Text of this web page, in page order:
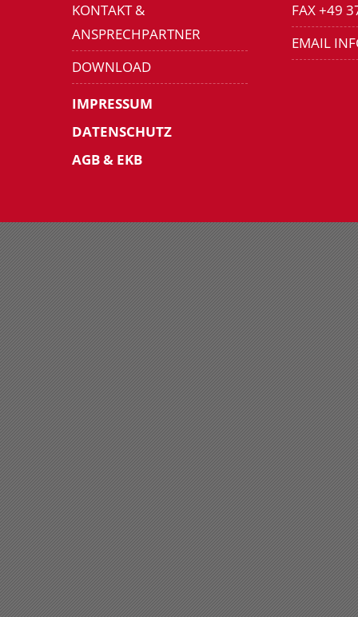
KONTAKT &
ANSPRECHPARTNER
DOWNLOAD
IMPRESSUM
DATENSCHUTZ
AGB & EKB
FAX +49
EMAIL